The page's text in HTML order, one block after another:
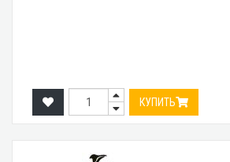
КУПИТЬ